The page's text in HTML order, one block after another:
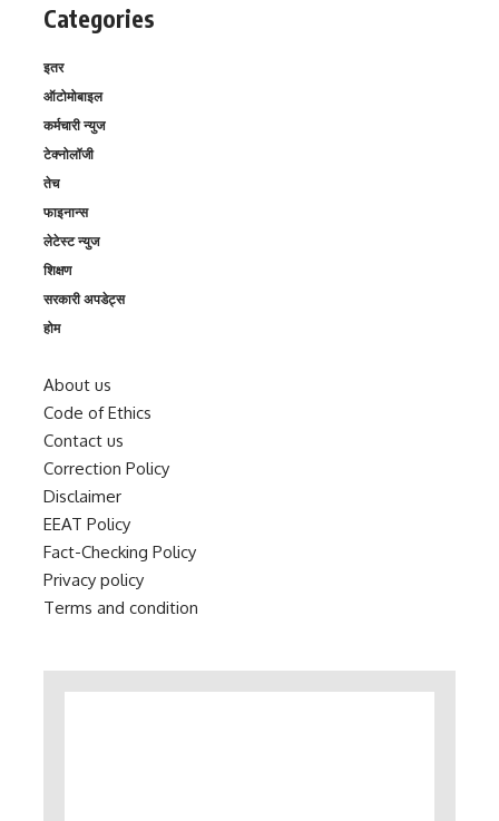
Categories
इतर
ऑटोमोबाइल
कर्मचारी न्युज
टेक्नोलॉजी
तेच
फाइनान्स
लेटेस्ट न्युज
शिक्षण
सरकारी अपडेट्स
होम
About us
Code of Ethics
Contact us
Correction Policy
Disclaimer
EEAT Policy
Fact-Checking Policy
Privacy policy
Terms and condition